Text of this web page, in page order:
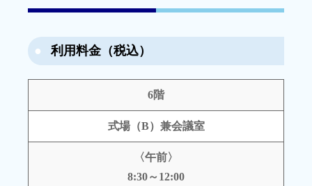
利用料金（税込）
6階
式場（B）兼会議室
〈午前〉
8:30～12:00